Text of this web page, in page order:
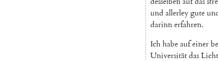
und allerleygute
darinnerfahren.
Ichhabeaufeiner
UniversitätdasLicht